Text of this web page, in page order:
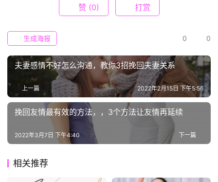
纳
才
于
我
们
问
交
赞 (0) 打赏
0 0
生成海报
夫妻感情不好怎么沟通，教你3招挽回夫妻关系
上一篇 2022年2月15日 下午5:56
挽回友情最有效的方法，，3个方法让友情再延续
下一篇
2022年3月7日 下午4:40
相关推荐